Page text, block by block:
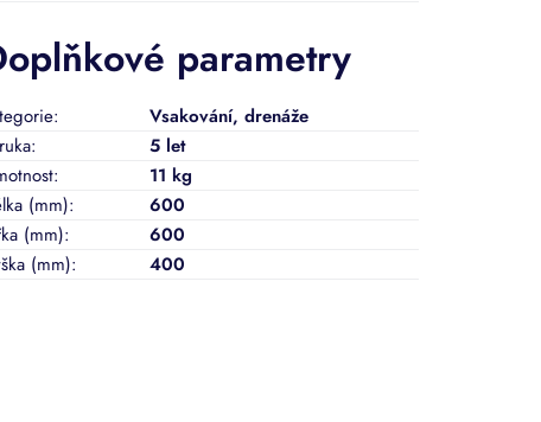
parametry
:
Vsakování, drenáže
:
5 let
:
11 kg
(mm):
600
(mm):
600
(mm): 400